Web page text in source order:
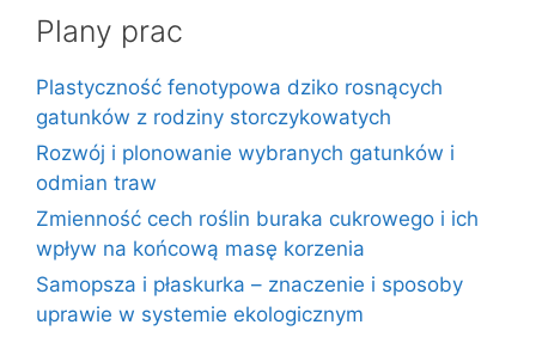
Plany prac
Plastyczność fenotypowa dziko rosnących
gatunków z rodziny storczykowatych
Rozwój i plonowanie wybranych gatunków i
odmian traw
Zmienność cech roślin buraka cukrowego i ich
wpływ na końcową masę korzenia
Samopsza i płaskurka – znaczenie i sposoby
uprawie w systemie ekologicznym